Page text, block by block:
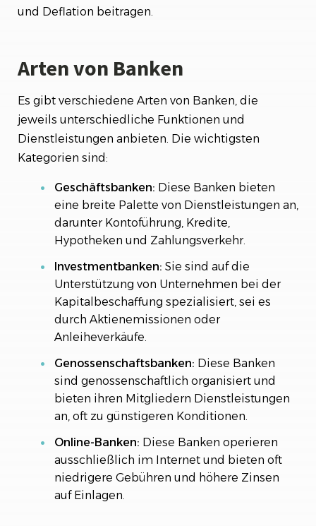
und Deflation beitragen.
Arten von Banken
Es gibt verschiedene Arten von Banken, die
jeweils unterschiedliche Funktionen und
Dienstleistungen anbieten. Die wichtigsten
Kategorien sind:
Geschäftsbanken: Diese Banken bieten
eine breite Palette von Dienstleistungen an,
darunter Kontoführung, Kredite,
Hypotheken und Zahlungsverkehr.
Investmentbanken: Sie sind auf die
Unterstützung von Unternehmen bei der
Kapitalbeschaffung spezialisiert, sei es
durch Aktienemissionen oder
Anleiheverkäufe.
Genossenschaftsbanken: Diese Banken
sind genossenschaftlich organisiert und
bieten ihren Mitgliedern Dienstleistungen
an, oft zu günstigeren Konditionen.
Online-Banken: Diese Banken operieren
ausschließlich im Internet und bieten oft
niedrigere Gebühren und höhere Zinsen
auf Einlagen.